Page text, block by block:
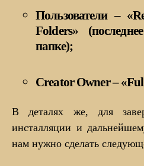
Пользователи –
Folders»
папке);
Creator Owner –
В деталях же, для
инсталляции и
нам нужно сделать